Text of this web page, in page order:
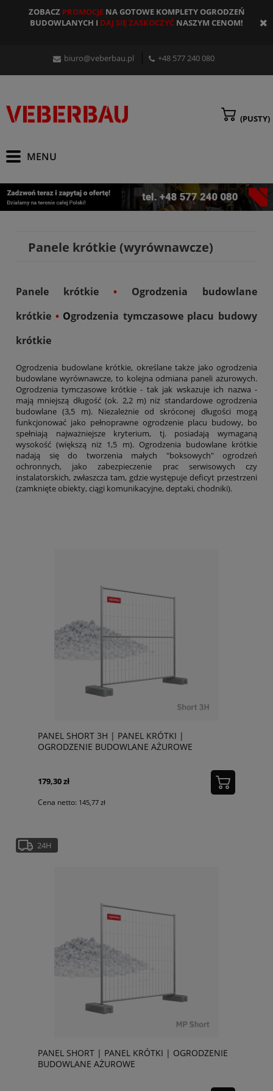
ZOBACZ PROMOCJENA GOTOWE KOMPLETY OGRODZEŃ
BUDOWLANYCH I DAJ SIĘ ZASKOCZYĆ NASZYM CENOM!
biuro@veberbau.pl +48 577 240 080
(PUSTY)
Panele krótkie (wyrównawcze)
Panele krótkie • Ogrodzenia budowlane
krótkie • Ogrodzenia tymczasowe placu budowy
krótkie
Ogrodzenia budowlane krótkie, określane także jako ogrodzenia
budowlane wyrównawcze, to kolejna odmiana paneli ażurowych.
Ogrodzenia tymczasowe krótkie - tak jak wskazuje ich nazwa -
mają mniejszą długość (ok. 2,2 m) niż standardowe ogrodzenia
budowlane (3,5 m). Niezależnie od skróconej długości mogą
funkcjonować jako pełnoprawne ogrodzenie placu budowy, bo
spełniają najważniejsze kryterium, tj. posiadają wymaganą
wysokość (większą niż 1,5 m). Ogrodzenia budowlane krótkie
nadają się do tworzenia małych "boksowych" ogrodzeń
ochronnych, jako zabezpieczenie prac serwisowych czy
instalatorskich, zwłaszcza tam, gdzie występuje deficyt przestrzeni
(zamknięte obiekty, ciągi komunikacyjne, deptaki, chodniki).
PANEL SHORT 3H | PANEL KRÓTKI |
OGRODZENIE BUDOWLANE AŻUROWE
179,30 zł
Cena netto: 145,77 zł
PANEL SHORT | PANEL KRÓTKI | OGRODZENIE
BUDOWLANE AŻUROWE
24H